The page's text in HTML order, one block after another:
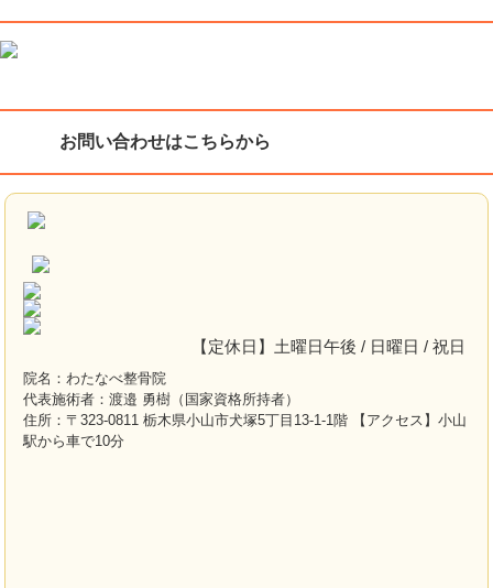
お問い合わせはこちらから
【定休日】土曜日午後 / 日曜日 / 祝日
院名：わたなべ整骨院
代表施術者：渡邉 勇樹（国家資格所持者）
住所：〒323-0811 栃木県小山市犬塚5丁目13-1-1階 【アクセス】小山
駅から車で10分